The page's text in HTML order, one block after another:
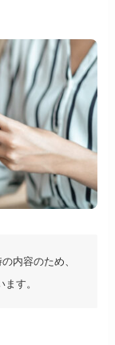
内容のため、
す。